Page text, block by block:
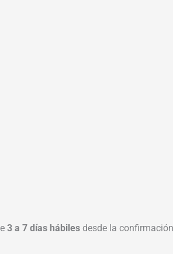
3 a 7 días hábiles desde la